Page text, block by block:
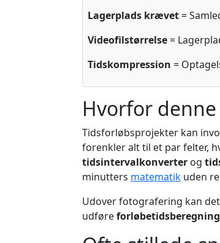
Lagerplads krævet=
Videofilstørrelse=
Tidskompression =
Hvorfor
Tidsforløbsprojekter kan
forenkler alt til et par felter,
tidsintervalkonverter og
minutters matematik uden
Udover fotografering kan
udføreforløbetidsberegning